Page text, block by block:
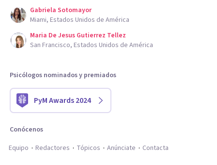
Gabriela Sotomayor
Miami, Estados Unidos de América
Maria De Jesus Gutierrez Tellez
San Francisco, Estados Unidos de América
Psicólogos nominados y premiados
PyM Awards 2024
Conócenos
Equipo
Redactores Tópicos Anúnciate Contacta